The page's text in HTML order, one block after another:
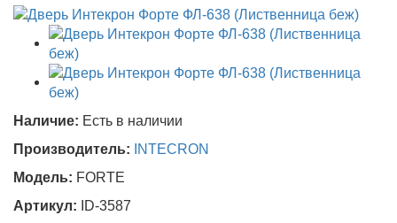
Наличие: Есть в наличии
Производитель:
INTECRON
Модель: FORTE
Артикул: ID-3587